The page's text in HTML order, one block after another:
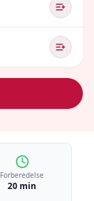
Forberedelse
20 min